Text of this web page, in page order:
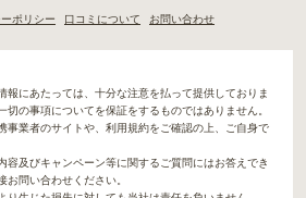
ポリシー 口コミについて お問い合わせ
報にあたっては、十分な注意を払って提供しておりま
切の事項についてを保証をするものではありません。
事業者のサイトや、利用規約をご確認の上、ご自身で
容及びキャンペーン等に関するご質問にはお答えでき
お問い合わせください。